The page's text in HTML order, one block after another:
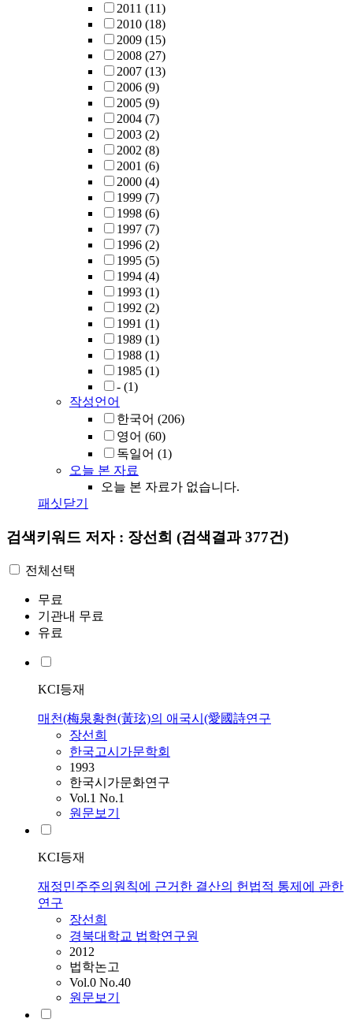
2011 (11)
2010 (18)
2009 (15)
2008 (27)
2007 (13)
2006 (9)
2005 (9)
2004 (7)
2003 (2)
2002 (8)
2001 (6)
2000 (4)
1999 (7)
1998 (6)
1997 (7)
1996 (2)
1995 (5)
1994 (4)
1993 (1)
1992 (2)
1991 (1)
1989 (1)
1988 (1)
1985 (1)
- (1)
작성언어
한국어 (206)
영어 (60)
독일어 (1)
오늘 본 자료
오늘 본 자료가 없습니다.
패싯닫기
검색키워드 저자 : 장선희 (검색결과 377건)
전체선택
무료
기관내 무료
유료
KCI등재
매천(梅泉황현(黃玹)의 애국시(愛國詩연구
장선희
한국고시가문학회
1993
한국시가문화연구
Vol.1 No.1
원문보기
KCI등재
재정민주주의원칙에 근거한 결산의 헌법적 통제에 관한
연구
장선희
경북대학교 법학연구원
2012
법학논고
Vol.0 No.40
원문보기